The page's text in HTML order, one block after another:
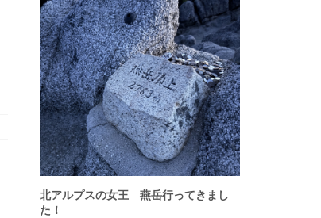
北アルプスの女王 燕岳行ってきまし
た！